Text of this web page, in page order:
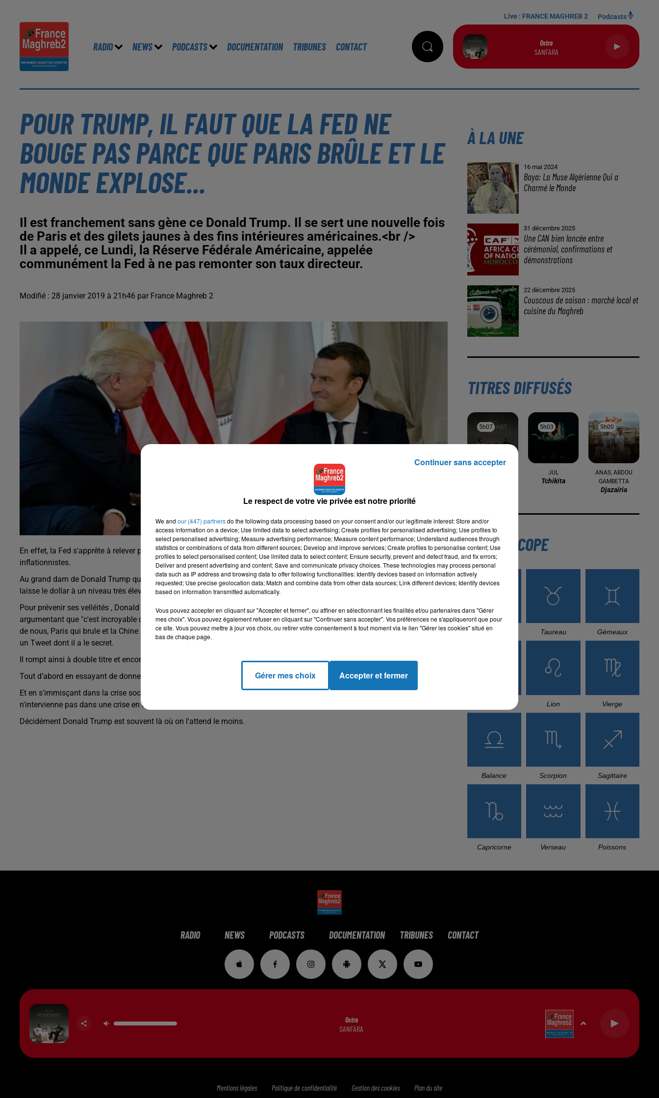
RADIO NEWS PODCASTS DOCUMENTATION TRIBUNES CONTACT
Live : FRANCE MAGHREB 2 Podcasts
Ostra
SANFARA
POUR TRUMP, IL FAUT QUE LA FED NE
BOUGE PAS PARCE QUE PARIS BRÛLE ET LE
MONDE EXPLOSE...
Il est franchement sans gène ce Donald Trump. Il se sert une nouvelle fois
de Paris et des gilets jaunes à des fins intérieures américaines.<br />
Il a appelé, ce Lundi, la Réserve Fédérale Américaine, appelée
communément la Fed à ne pas remonter son taux directeur.
Modifié : 28 janvier 2019 à 21h46 par France Maghreb 2
En effet, la Fed s'apprête à relever pour la quatrième fois de l'année son taux prévenant ainsi l'économie us de poussées
inflationnistes.
Au grand dam de Donald Trump qui voit d'un très mauvais œil l'accès au crédit se raréfier et devenir plus cher et surtout
laisse le dollar à un niveau très élevé, rendant les produits américains chers et peu concurrentiels à l'exportation.
Pour prévenir ses velléités , Donald Trump n'a pas hésité à exhorter la Fed de ne pas relever son taux directeur en
argumentant que "c'est incroyable qu'avec un dollar très fort et virtuellement aucune inflation, le monde qui explose autour
de nous, Paris qui brule et la Chine sur la pente descendante, la Fed puisse seulement penser à une nouvelle hausse" dans
un Tweet dont il a le secret.
Il rompt ainsi à double titre et encore une fois avec la tradition américaine.
Tout d’abord en essayant de donner des directives à la Fed rompant ainsi avec ses prédécesseurs et avec l'usage.
Et en s'immisçant dans la crise sociale et politique en cours il rompt avec le bon usage voulant qu'un président étranger
n'intervienne pas dans une crise en cours dans un pays, encore plus si ce pays est votre allié.
Décidément Donald Trump est souvent là où on l'attend le moins.
À LA UNE
16 mai 2024
Baya: La Muse Algérienne Qui a
Charmé le Monde
31 décembre 2025
Une CAN bien lancée entre
cérémonial, confirmations et
démonstrations
22 décembre 2025
Couscous de saison : marché local et
cuisine du Maghreb
TITRES DIFFUSÉS
5h07
5h07 5h03
5h03
JUL
Tchikita
5h00
5h00
ANAS, ABDOU
GAMBETTA
Djazaïria
L'HOROSCOPE
Bélier Taureau Gémeaux
Lion Vierge
Balance Scorpion Sagittaire
Capricorne Verseau Poissons
RADIO NEWS PODCASTS DOCUMENTATION TRIBUNES CONTACT
Ostra
SANFARA
Mentions légales Politique de confidentialité Gestion des cookies Plan du site
Le respect de votre vie privée est notre priorité
We and our (447) partnersdo the following data processing based on your consent and/or our legitimate interest: Store and/or
access information on a device; Use limited data to select advertising; Create profiles for personalised advertising; Use profiles to
select personalised advertising; Measure advertising performance; Measure content performance; Understand audiences through
statistics or combinations of data from different sources; Develop and improve services; Create profiles to personalise content; Use
profiles to select personalised content; Use limited data to select content; Ensure security, prevent and detect fraud, and fix errors;
Deliver and present advertising and content; Save and communicate privacy choices. These technologies may process personal
data such as IP address and browsing data to offer following functionalities: Identify devices based on information actively
requested; Use precise geolocation data; Match and combine data from other data sources; Link different devices; Identify devices
based on information transmitted automatically.
Vous pouvez accepter en cliquant sur "Accepter et fermer", ou affiner en sélectionnant les finalités et/ou partenaires dans "Gérer
mes choix". Vous pouvez également refuser en cliquant sur "Continuer sans accepter". Vos préférences ne s'appliqueront que pour
ce site. Vous pouvez mettre à jour vos choix, ou retirer votre consentement à tout moment via le lien "Gérer les cookies" situé en
bas de chaque page.
Gérer mes choix Accepter et fermer
Continuer sans accepter